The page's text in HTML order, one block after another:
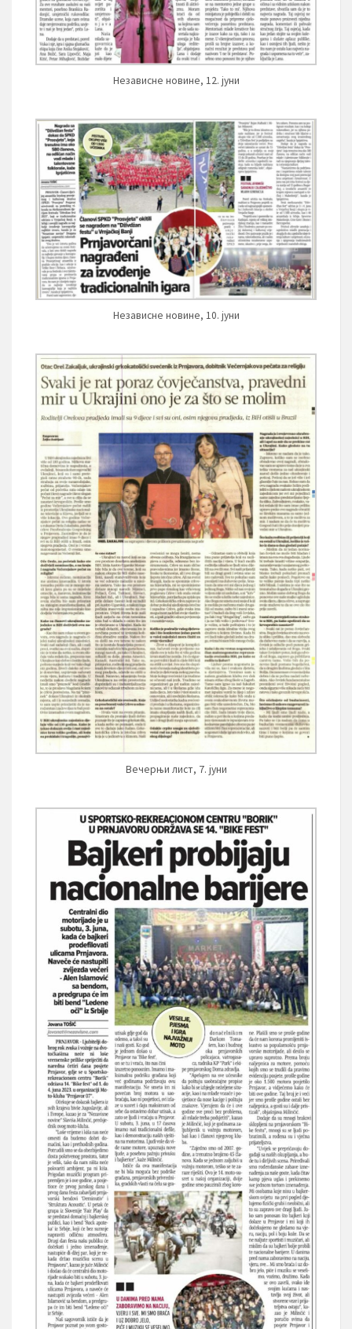
Независне новине, 12. јуни
Независне новине, 10. јуни
Вечерњи лист, 7. јуни